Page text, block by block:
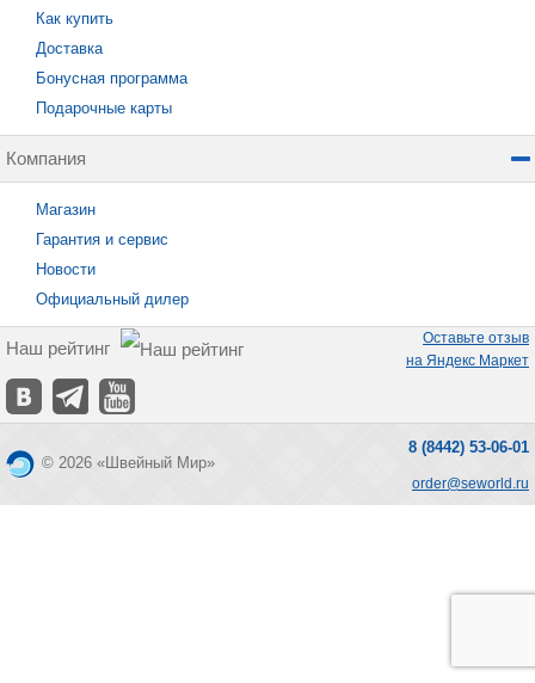
Как купить
Доставка
Бонусная программа
Подарочные карты
Компания
Магазин
Гарантия и сервис
Новости
Официальный дилер
Наш рейтинг
Оставьте отзыв
на Яндекс Маркет
© 2026 «Швейный Мир»
8 (8442) 53-06-01
order@seworld.ru